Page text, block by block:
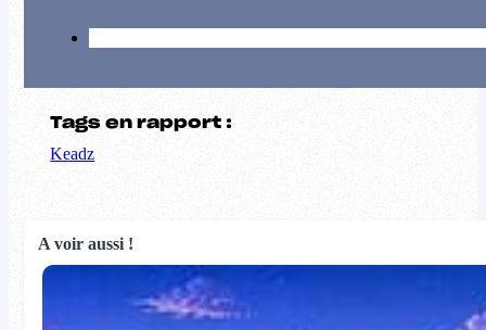
Tags en rapport :
Keadz
A voir aussi !